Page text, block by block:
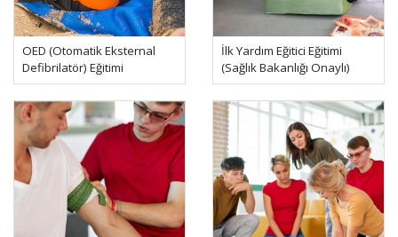
OED (Otomatik Eksternal
Defibrilatör) Eğitimi
İlk Yardım Eğitici Eğitimi
(Sağlık Bakanlığı Onaylı)